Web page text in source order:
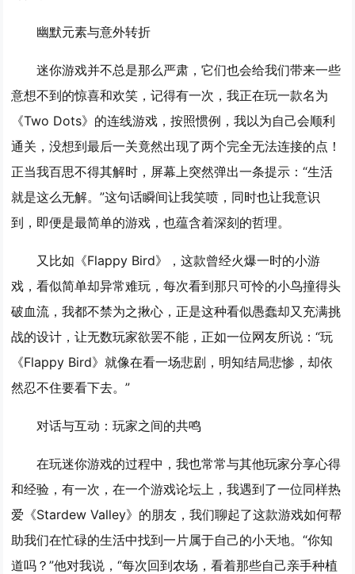
幽默元素与意外转折
迷你游戏并不总是那么严肃，它们也会给我们带来一些
意想不到的惊喜和欢笑，记得有一次，我正在玩一款名为
《Two Dots》的连线游戏，按照惯例，我以为自己会顺利
通关，没想到最后一关竟然出现了两个完全无法连接的点！
正当我百思不得其解时，屏幕上突然弹出一条提示：“生活
就是这么无解。”这句话瞬间让我笑喷，同时也让我意识
到，即便是最简单的游戏，也蕴含着深刻的哲理。
又比如《Flappy Bird》，这款曾经火爆一时的小游
戏，看似简单却异常难玩，每次看到那只可怜的小鸟撞得头
破血流，我都不禁为之揪心，正是这种看似愚蠢却又充满挑
战的设计，让无数玩家欲罢不能，正如一位网友所说：“玩
《Flappy Bird》就像在看一场悲剧，明知结局悲惨，却依
然忍不住要看下去。”
对话与互动：玩家之间的共鸣
在玩迷你游戏的过程中，我也常常与其他玩家分享心得
和经验，有一次，在一个游戏论坛上，我遇到了一位同样热
爱《Stardew Valley》的朋友，我们聊起了这款游戏如何帮
助我们在忙碌的生活中找到一片属于自己的小天地。“你知
道吗？”他对我说，“每次回到农场，看着那些自己亲手种植